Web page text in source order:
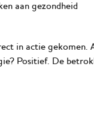
aan gezondheid
in actie
Positief. De